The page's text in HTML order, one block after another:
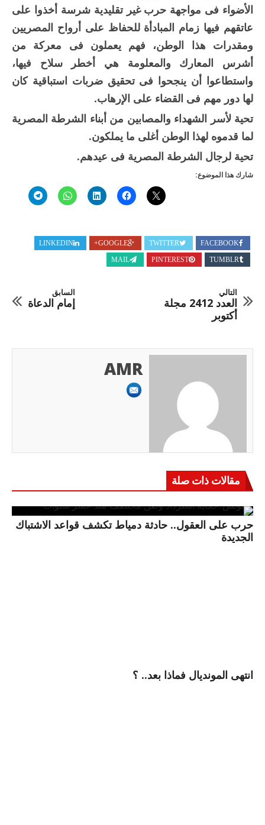
الأضواء فى مواجهة حرب غير تقليدية شرسة أخذوا على
عاتقهم فيها زمام المبادأة للحفاظ على أرواح المصريين
ومقدرات هذا الوطن، فهم يعملون فى معركة من
أشرس المعارك والمعلومة هي أخطر سلاح فيها،
واستطاعوا أن ينجحوا فى تحقيق ضربات استباقية كان
لها دور مهم فى القضاء على الإرهاب.
تحية لأسر الشهداء والمصابين من أبناء الشرطة المصرية
لما قدموه لهذا الوطن أغلى ما يملكون.
تحية لرجال الشرطة المصرية فى عيدهم.
شارك هذا الموضوع:
FACEBOOK
TWITTER
GOOGLE+
LINKEDIN
TUMBLR
PINTEREST
MAIL
السابق
إمام الدعاة
التالي
العدد 2412 مجلة
أكتوبر
AMR
مقالات ذات صلة
حرب على العقول.. حادثة دمياط تكشف قواعد الاشتباك
الجديدة
انتهى المونديال فماذا بعد.. ؟